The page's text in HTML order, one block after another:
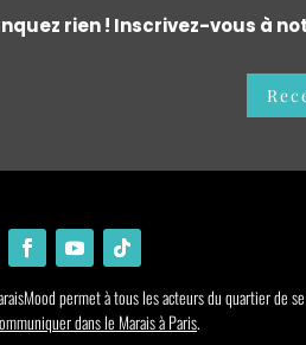
rien ! Inscrivez-vous à
permet à tous les acteurs du quartier de
dans le Marais à Paris.